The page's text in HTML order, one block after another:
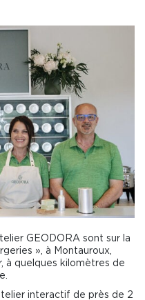
GEODORA sont sur la
», à Montauroux,
à quelques kilomètres de
interactif de près de 2